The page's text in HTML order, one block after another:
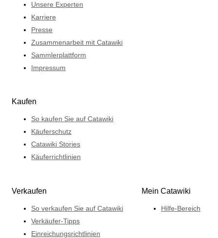
Unsere Experten
Karriere
Presse
Zusammenarbeit mit Catawiki
Sammlerplattform
Impressum
Kaufen
So kaufen Sie auf Catawiki
Käuferschutz
Catawiki Stories
Käuferrichtlinien
Verkaufen
So verkaufen Sie auf Catawiki
Verkäufer-Tipps
Einreichungsrichtlinien
Mein Catawiki
Hilfe-Bereich